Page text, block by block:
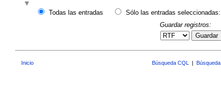
Todas las entradas
Sólo las entradas seleccionadas:
Guardar registros:
Guardar
Inicio Búsqueda CQL